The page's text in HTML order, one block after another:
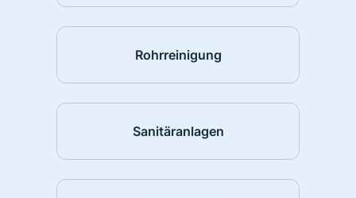
Rohrreinigung
Sanitäranlagen